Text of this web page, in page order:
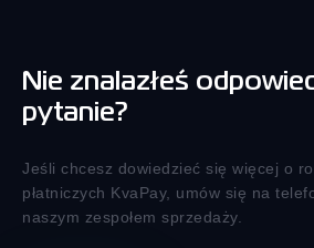
Nie znalazłeś
pytanie?
Jeśli chcesz dowiedzieć się więcej o
płatniczych KvaPay, umów się na
naszym zespołem sprzedaży.